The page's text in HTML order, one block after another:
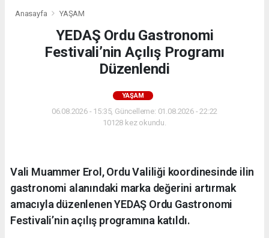
Anasayfa YAŞAM
YEDAŞ Ordu Gastronomi
Festivali’nin Açılış Programı
Düzenlendi
YAŞAM
06.08.2026 - 15:35, Güncelleme: 01.08.2026 - 22:22
10128 kez okundu.
Vali Muammer Erol, Ordu Valiliği koordinesinde ilin
gastronomi alanındaki marka değerini artırmak
amacıyla düzenlenen YEDAŞ Ordu Gastronomi
Festivali’nin açılış programına katıldı.